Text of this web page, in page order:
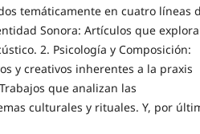
temáticamente en cuatro líneas
Sonora: Artículos que
2. Psicología y Composición:
y creativos inherentes a la praxis
que analizan las
culturales y rituales. Y, por